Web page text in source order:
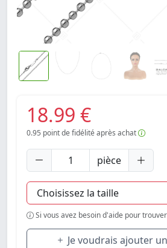
18.99 €
0.95 point de fidélité après achat
pièce
Si vous avez besoin d'aide pour
Je voudrais ajouter